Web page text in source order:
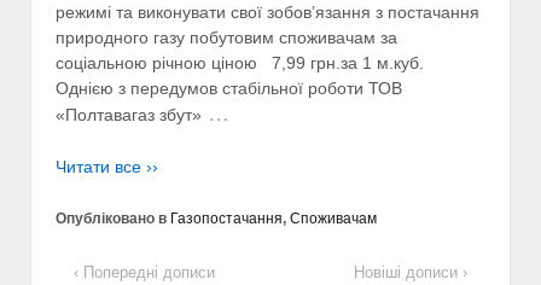
режимі та виконувати свої зобов’язання з постачання
природного газу побутовим споживачам за
соціальною річною ціною 7,99 грн.за 1 м.куб.
Однією з передумов стабільної роботи ТОВ
«Полтавагаз збут» …
Читати все ››
Опубліковано в Газопостачання, Споживачам
‹ Попередні дописи Новіші дописи ›